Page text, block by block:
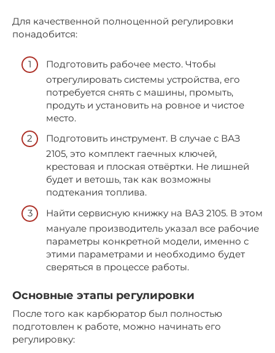
Для качественной полноценной регулировки
понадобится:
Подготовить рабочее место. Чтобы
отрегулировать системы устройства, его
потребуется снять с машины, промыть,
продуть и установить на ровное и чистое
место.
Подготовить инструмент. В случае с ВАЗ
2105, это комплект гаечных ключей,
крестовая и плоская отвёртки. Не лишней
будет и ветошь, так как возможны
подтекания топлива.
Найти сервисную книжку на ВАЗ 2105. В этом
мануале производитель указал все рабочие
параметры конкретной модели, именно с
этими параметрами и необходимо будет
сверяться в процессе работы.
Основные этапы регулировки
После того как карбюратор был полностью
подготовлен к работе, можно начинать его
регулировку: